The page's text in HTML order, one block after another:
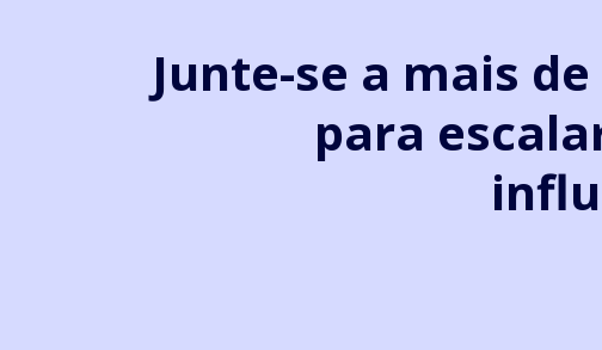
Junte-se a mais
para